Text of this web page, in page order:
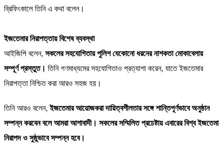
ব্রিফিংকালে তিনি এ কথা বলেন।
ইজতেমার নিরাপত্তায় বিশেষ ব্যবস্থা
আইজিপি বলেন, সকলের সহযোগিতায় পুলিশ যেকোনো ধরনের নাশকতা মোকাবেলায়
সম্পূর্ণ প্রস্তুত। তিনি গণমাধ্যমের সহযোগিতাও প্রত্যাশা করেন, যাতে ইজতেমার
নিরাপত্তা নিশ্চিত করা আরও সহজ হয়।
তিনি আরও বলেন, ইজতেমার আয়োজকরা দায়িত্বশীলতার সঙ্গে শান্তিপূর্ণভাবে অনুষ্ঠান
সম্পন্ন করবেন বলে আমরা আশাবাদী। সকলের সম্মিলিত প্রচেষ্টায় এবারের বিশ্ব ইজতেমা
নিরাপদ ও সুষ্ঠুভাবে সম্পন্ন হবে।